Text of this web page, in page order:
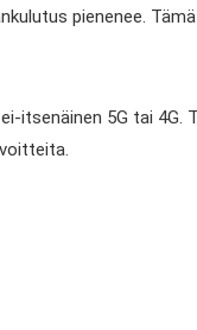
pienenee.
itsenäinen 5G tai 4G.